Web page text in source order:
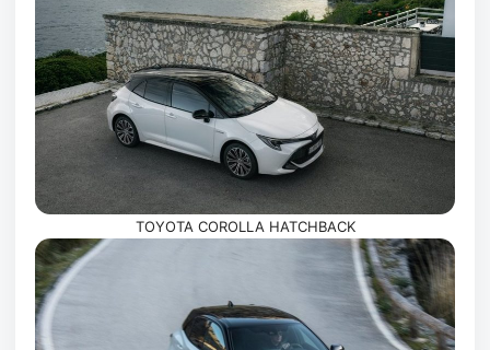
TOYOTA COROLLA HATCHBACK